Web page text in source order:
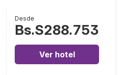
Desde
Bs.S288.753
Ver hotel